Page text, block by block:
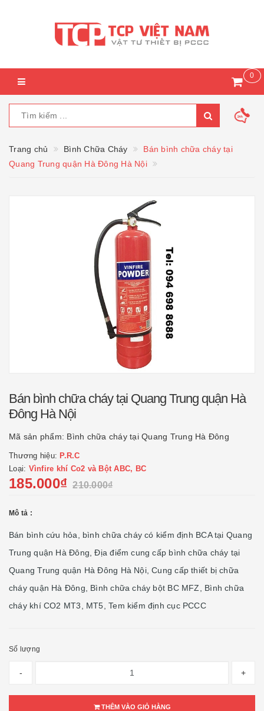
0
Trang chủ Bình Chữa Cháy
Bán bình chữa cháy tại
Quang Trung quận Hà Đông Hà Nội
Bán bình chữa cháy tại Quang Trung quận Hà
Đông Hà Nội
Mã sản phẩm: Bình chữa cháy tại Quang Trung Hà Đông
Thương hiệu: P.R.C
Loại: Vìnfire khí Co2 và Bột ABC, BC
185.000₫ 210.000₫
Mô tả :
Bán bình cứu hỏa, bình chữa cháy có kiểm định BCA tại Quang
Trung quận Hà Đông, Địa điểm cung cấp bình chữa cháy tại
Quang Trung quận Hà Đông Hà Nội, Cung cấp thiết bị chữa
cháy quận Hà Đông, Bình chữa cháy bột BC MFZ, Bình chữa
cháy khí CO2 MT3, MT5, Tem kiểm định cục PCCC
Số lượng
- +
THÊM VÀO GIỎ HÀNG